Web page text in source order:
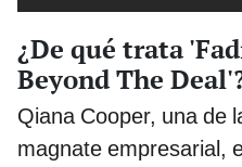
¿De qué trata
Beyond The
Qiana Cooper, una de
magnate empresarial,